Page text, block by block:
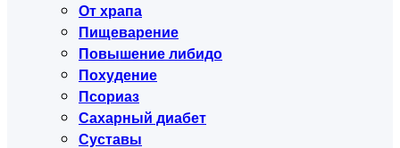
От храпа
Пищеварение
Повышение либидо
Похудение
Псориаз
Сахарный диабет
Суставы